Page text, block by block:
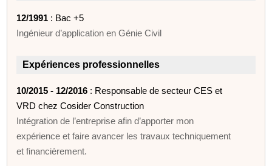
12/1991 : Bac +5
Ingénieur d’application en Génie Civil
Expériences professionnelles
10/2015 - 12/2016 : Responsable de secteur CES et
VRD chez Cosider Construction
Intégration de l’entreprise afin d’apporter mon
expérience et faire avancer les travaux techniquement
et financièrement.